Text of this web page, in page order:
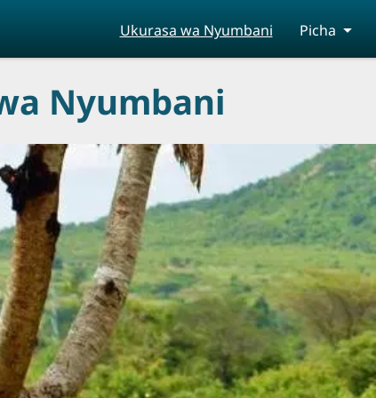
Ukurasa wa Nyumbani Picha
Nyumbani